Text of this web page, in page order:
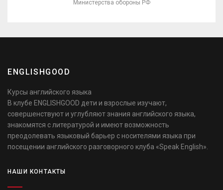
Министерства обороны РФ
ENGLISHGOOD
Курсы английского языка
В клубе ENGLISHGOOD дети и взрослые изучают,
совершенствуют и углубляют знания английского языка,
знакомятся с литературой и имеют возможность
преодолевать языковый барьер с носителями языка при
посещении английского разговорного клуба «Speak English».
НАШИ КОНТАКТЫ